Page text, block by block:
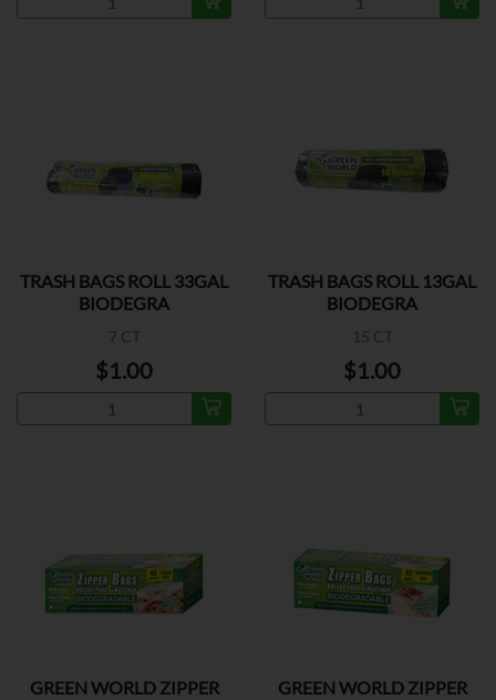
TRASH BAGS ROLL 33GAL
BIODEGRA
7 CT
$1.00
TRASH BAGS ROLL 13GAL
BIODEGRA
15 CT
$1.00
GREEN WORLD ZIPPER
GREEN WORLD ZIPPER